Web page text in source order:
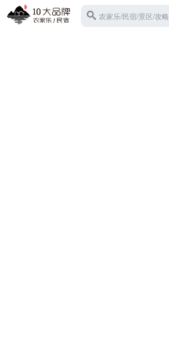
农家乐/民宿/景区/攻略